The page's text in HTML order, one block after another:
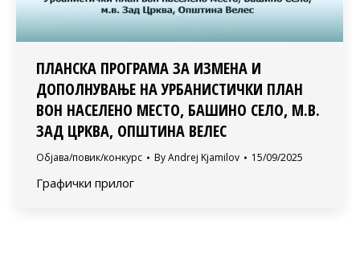
ПЛАНСКА ПРОГРАМА ЗА ИЗМЕНА И
ДОПОЛНУВАЊЕ НА УРБАНИСТИЧКИ ПЛАН
ВОН НАСЕЛЕНО МЕСТО, БАШИНО СЕЛО, М.В.
ЗАД ЦРКВА, ОПШТИНА ВЕЛЕС
Објава/повик/конкурс ByAndrej Kjamilov 15/09/2025
Графички прилог